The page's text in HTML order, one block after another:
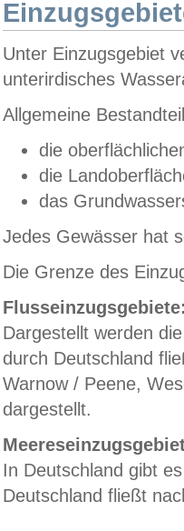
Unter Einzugsgebiet
unterirdisches
Allgemeine
die
die
das
Jedes Gewässer hat
Die Grenze des
Dargestellt werden
durch Deutschland
Warnow / Peene,
dargestellt.
In Deutschland gibt
Deutschland fließt